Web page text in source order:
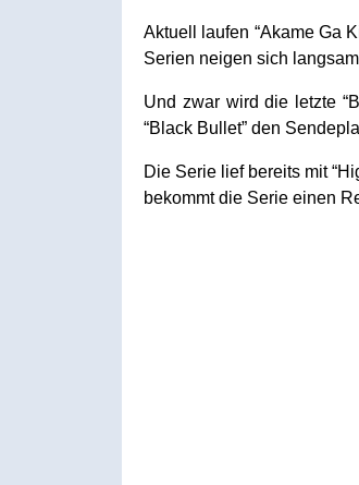
Aktuell laufen “Akame Ga
Serien neigen sich
Und zwar wird die letzte
“Black Bullet” den
Die Serie lief bereits mit
bekommt die Serie einen